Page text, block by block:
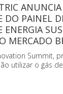
ANUNCIA
DO PAINEL
ENERGIA
MERCADO
Summit,
utilizar o gás